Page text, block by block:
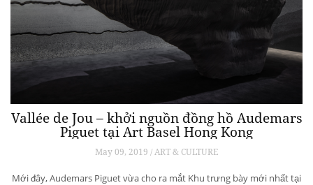
Vallée de Jou – khởi nguồn đồng hồ Audemars
Piguet tại Art Basel Hong Kong
May 09, 2019 / ART & CULTURE
Mới đây, Audemars Piguet vừa cho ra mắt Khu trưng bày mới nhất tại